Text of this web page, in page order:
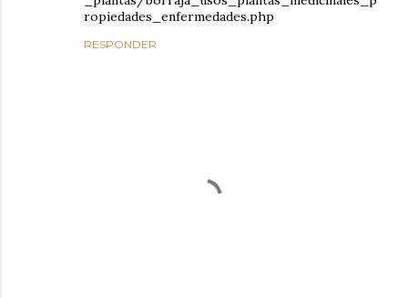
ropiedades_enfermedades.php
RESPONDER